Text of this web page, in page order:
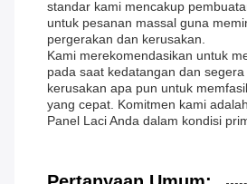
standar kami mencakup
untuk pesanan massal guna
pergerakan dan kerusakan.
Kami merekomendasikan untuk
pada saat kedatangan dan
kerusakan apa pun untuk
yang cepat. Komitmen kami
Panel Laci Anda dalam kondisi